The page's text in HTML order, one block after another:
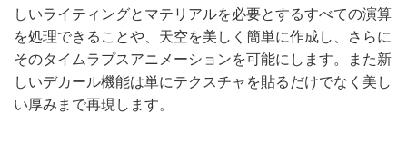
しいライティングとマテリアルを必要とするすべての演算
を処理できることや、天空を美しく簡単に作成し、さらに
そのタイムラプスアニメーションを可能にします。また新
しいデカール機能は単にテクスチャを貼るだけでなく美し
い厚みまで再現します。